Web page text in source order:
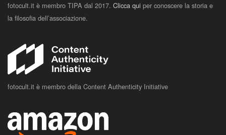
fotocult.it è membro TIPA dal 2017. Clicca qui per conoscere la storia e
la filosofia dell’associazione.
fotocult.it è membro della Content Authenticity Initiative